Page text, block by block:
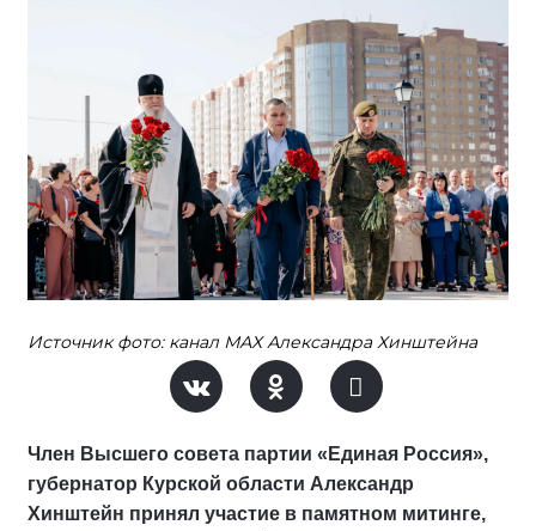
Источник фото: канал МАХ Александра Хинштейна
Член Высшего совета партии «Единая Россия»,
губернатор Курской области Александр
Хинштейн принял участие в памятном митинге,